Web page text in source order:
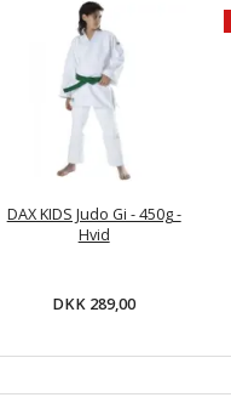
DAX KIDS Judo Gi - 450g -
Hvid
DKK 289,00